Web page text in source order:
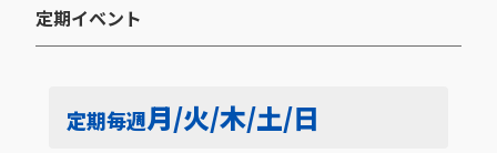
定期イベント​
定期毎週月/火/木/土/日